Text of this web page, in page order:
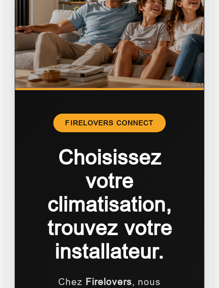
FIRELOVERS CONNECT
Choisissez
votre
climatisation,
trouvez votre
installateur.
Chez Firelovers, nous